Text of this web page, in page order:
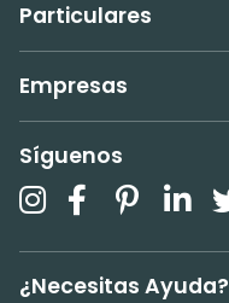
Particulares
Empresas
Síguenos
¿Necesitas Ayuda?